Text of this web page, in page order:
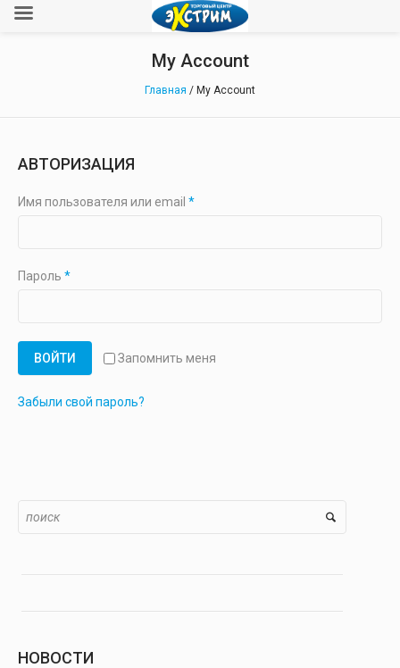
My Account
Главная / My Account
АВТОРИЗАЦИЯ
Имя пользователя или email*
Пароль*
ВОЙТИ Запомнить меня
Забыли свой пароль?
НОВОСТИ